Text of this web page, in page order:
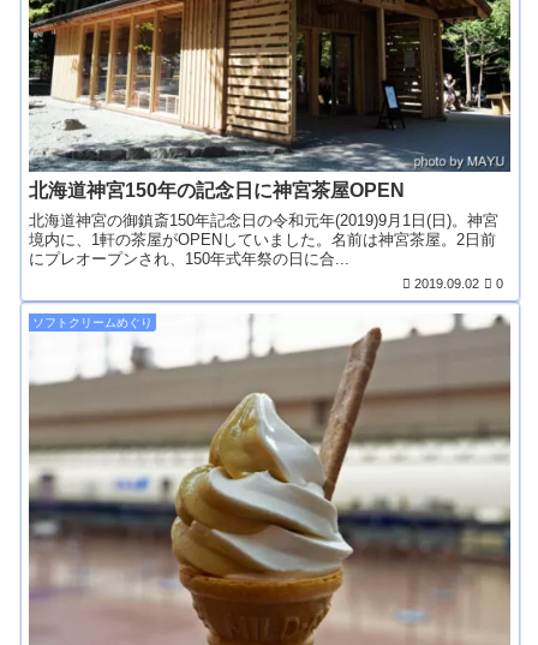
北海道神宮150年の記念日に神宮茶屋OPEN
北海道神宮の御鎮斎150年記念日の令和元年(2019)9月1日(日)。神宮
境内に、1軒の茶屋がOPENしていました。名前は神宮茶屋。2日前
にプレオープンされ、150年式年祭の日に合...
2019.09.02 0
ソフトクリームめぐり